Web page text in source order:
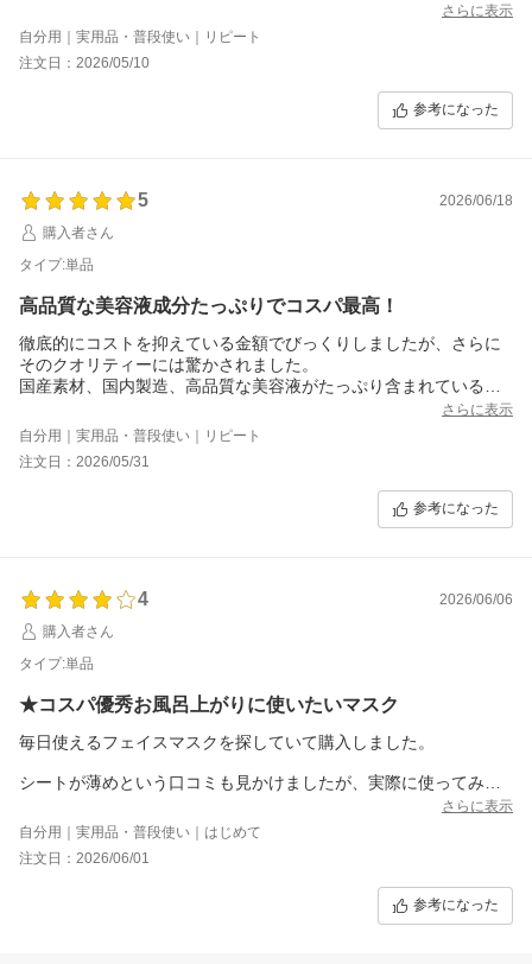
夜や乾燥するときにはシートマスクを使った後にクリームや目元
だけアイクリーム使ったりしてますが、オールインワンなので時
間が空いて後からでも大丈夫なのがいいです。
半額になるタイミングで買い足してますが、けっこう頻繁にクー
さらに表示
自分用｜実用品・普段使い｜リピート
注文日：2026/05/10
参考になった
5
2026/06/18
購入者さん
タイプ:単品
高品質な美容液成分たっぷりでコスパ最高！
徹底的にコストを抑えている金額でびっくりしましたが、さらに
そのクオリティーには驚かされました。
国産素材、国内製造、高品質な美容液がたっぷり含まれているマ
一回ずつの個包装を希望したところですが、このクオリティーと
価格には文句のつけようがありません。
普段使っていた韓国製のものよりもとてもしっとりします。
化粧水、クリーム、美容液のスリーステップをこのマスク一枚で
できてしまうので、夜の癒しのひとときとなりました。
さらに表示
自分用｜実用品・普段使い｜リピート
注文日：2026/05/31
参考になった
4
2026/06/06
購入者さん
タイプ:単品
★コスパ優秀お風呂上がりに使いたいマスク
毎日使えるフェイスマスクを探していて購入しました。
シートが薄めという口コミも見かけましたが、実際に使ってみる
と美容液がたっぷり含まれていて乾きにくく、肌への密着感も良
かったです。
私には少し大きめだったので折り返して使用していますが、顔全
体をしっかり覆うことができました。
使用後は肌がみずみずしくうるおい、なめらかな肌触りに。乾燥
が気になる日のお手入れにも取り入れやすいと感じています。
さらに表示
自分用｜実用品・普段使い｜はじめて
注文日：2026/06/01
参考になった